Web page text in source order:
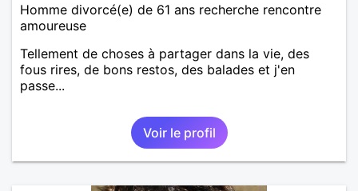
Homme divorcé(e) de 61 ans recherche rencontre
amoureuse
Tellement de choses à partager dans la vie, des
fous rires, de bons restos, des balades et j'en
passe...
Voir le profil